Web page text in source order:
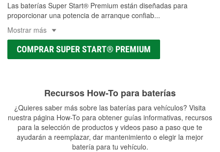
Las baterías Super Start® Premium están diseñadas para
proporcionar una potencia de arranque confiab...
Mostrar más
COMPRAR SUPER START® PREMIUM
Recursos How-To para baterías
¿Quieres saber más sobre las baterías para vehículos? Visita
nuestra página How-To para obtener guías informativas, recursos
para la selección de productos y videos paso a paso que te
ayudarán a reemplazar, dar mantenimiento o elegir la mejor
batería para tu vehículo.